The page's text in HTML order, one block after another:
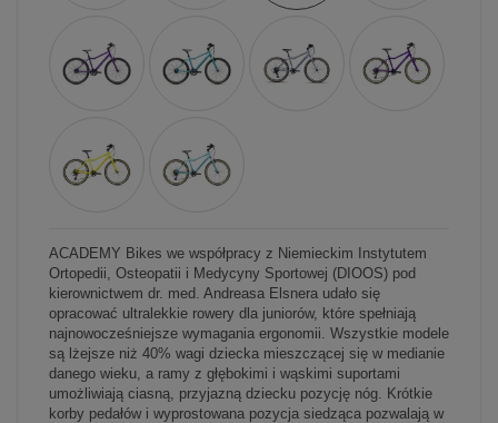
ACADEMY Bikes we współpracy z Niemieckim Instytutem
Ortopedii, Osteopatii i Medycyny Sportowej (DIOOS) pod
kierownictwem dr. med. Andreasa Elsnera udało się
opracować ultralekkie rowery dla juniorów, które spełniają
najnowocześniejsze wymagania ergonomii. Wszystkie modele
są lżejsze niż 40% wagi dziecka mieszczącej się w medianie
danego wieku, a ramy z głębokimi i wąskimi suportami
umożliwiają ciasną, przyjazną dziecku pozycję nóg. Krótkie
korby pedałów i wyprostowana pozycja siedząca pozwalają w